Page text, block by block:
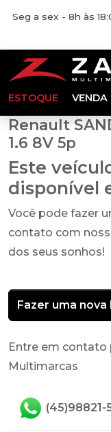
Seg a sex - 8h às
ESTOQUE VENDA
Renault
1.6 8V 5p
Este
disponível
Você pode fazer
contato com
dos seus sonhos!
Fazer uma nova
Entre em contato
Multimarcas
(45)98821-